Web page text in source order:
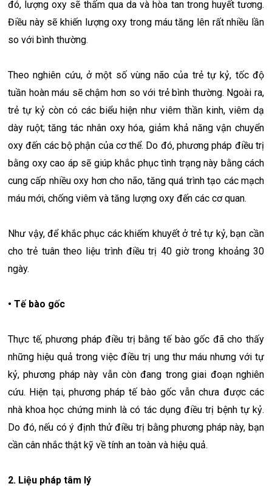
đó, lượng oxy sẽ thấm qua da và hòa tan trong huyết tương.
Điều này sẽ khiến lượng oxy trong máu tăng lên rất nhiều lần
so với bình thường.
Theo nghiên cứu, ở một số vùng não của trẻ tự kỷ, tốc độ
tuần hoàn máu sẽ chậm hơn so với trẻ bình thường. Ngoài ra,
trẻ tự kỷ còn có các biểu hiện như viêm thần kinh, viêm dạ
dày ruột; tăng tác nhân oxy hóa, giảm khả năng vận chuyển
oxy đến các bộ phận của cơ thể. Do đó, phương pháp điều trị
bằng oxy cao áp sẽ giúp khắc phục tình trạng này bằng cách
cung cấp nhiều oxy hơn cho não, tăng quá trình tạo các mạch
máu mới, chống viêm và tăng lượng oxy đến các cơ quan.
Như vậy, để khắc phục các khiếm khuyết ở trẻ tự kỷ, bạn cần
cho trẻ tuân theo liệu trình điều trị 40 giờ trong khoảng 30
ngày.
• Tế bào gốc
Thực tế, phương pháp điều trị bằng tế bào gốc đã cho thấy
những hiệu quả trong việc điều trị ung thư máu nhưng với tự
kỷ, phương pháp này vẫn còn đang trong giai đoạn nghiên
cứu. Hiện tại, phương pháp tế bào gốc vẫn chưa được các
nhà khoa học chứng minh là có tác dụng điều trị bệnh tự kỷ.
Do đó, nếu có ý định thử điều trị bằng phương pháp này, bạn
cần cân nhắc thật kỹ về tính an toàn và hiệu quả.
2. Liệu pháp tâm lý